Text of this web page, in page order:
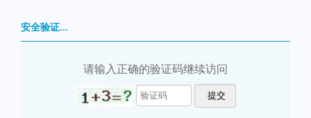
安全验证...
请输入正确的验证码继续访问